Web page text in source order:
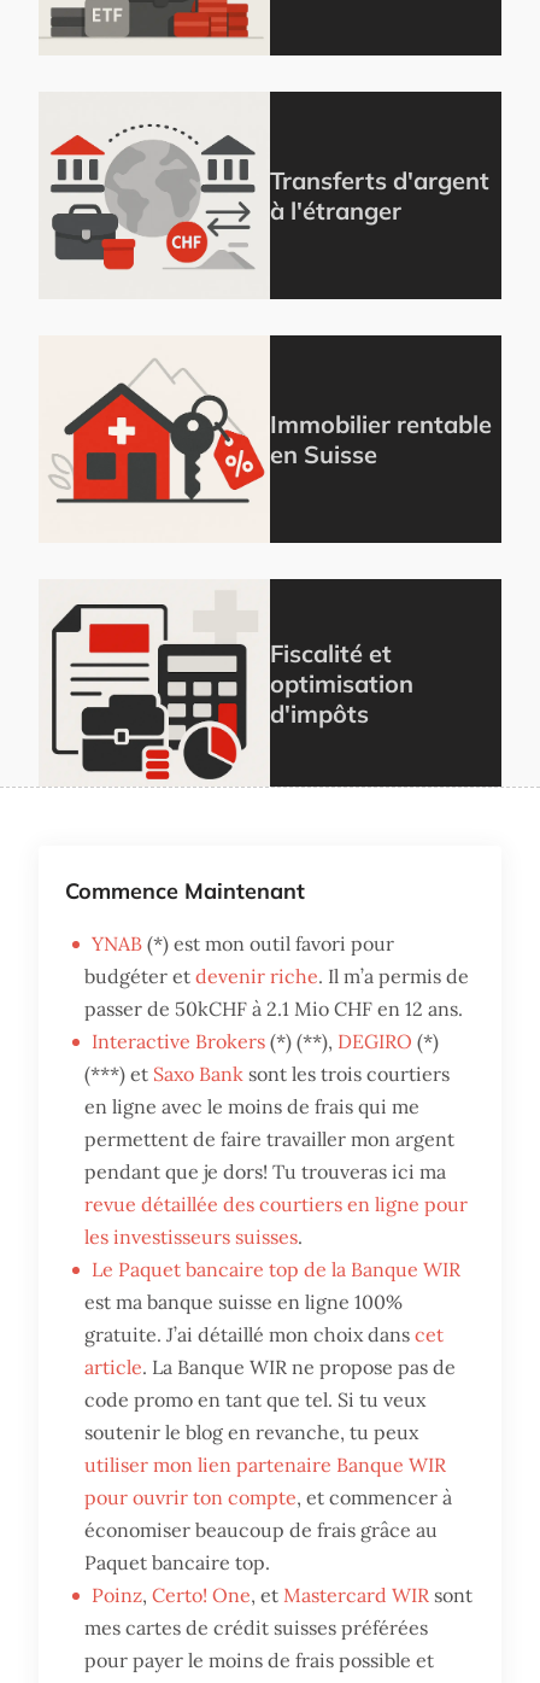
Transferts d'argent
à l'étranger
Immobilier rentable
en Suisse
Fiscalité et
optimisation
d'impôts
Commence Maintenant
YNAB (*) est mon outil favori pour
budgéter etdevenir riche. Il m’a permis de
passer de 50kCHF à 2.1 Mio CHF en 12 ans.
Interactive Brokers (*) (**), DEGIRO (*)
(***) et Saxo Bank sont les trois courtiers
en ligne avec le moins de frais qui me
permettent de faire travailler mon argent
pendant que je dors! Tu trouveras ici ma
revue détaillée des courtiers en ligne pour
les investisseurs suisses.
Le Paquet bancaire top de la Banque WIR
est ma banque suisse en ligne 100%
gratuite. J’ai détaillé mon choix danscet
article. La Banque WIR ne propose pas de
code promo en tant que tel. Si tu veux
soutenir le blog en revanche, tu peux
utiliser mon lien partenaire Banque WIR
pour ouvrir ton compte, et commencer à
économiser beaucoup de frais grâce au
Paquet bancaire top.
Poinz,Certo! One, et Mastercard WIR sont
mes cartes de crédit suisses préférées
pour payer le moins de frais possible et